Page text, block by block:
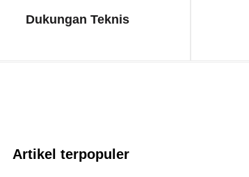
Dukungan Teknis
Artikel terpopuler